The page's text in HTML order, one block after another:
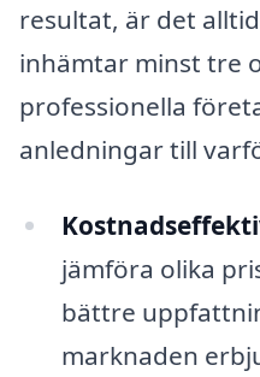
resultat, är det
inhämtar minst tre
professionella
anledningar till
jämföra olika
bättre
marknaden